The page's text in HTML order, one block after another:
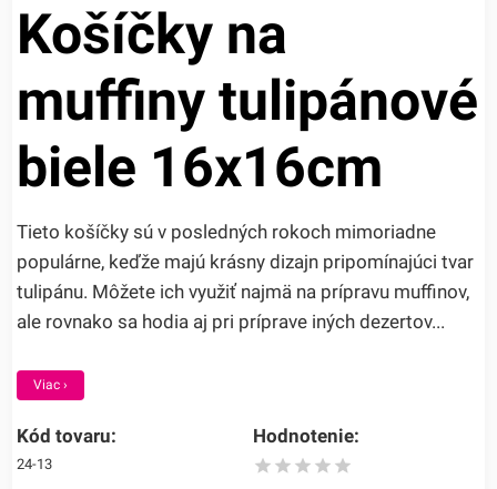
Košíčky na
muffiny tulipánové
biele 16x16cm
Tieto košíčky sú v posledných rokoch mimoriadne
populárne, keďže majú krásny dizajn pripomínajúci tvar
tulipánu. Môžete ich využiť najmä na prípravu muffinov,
ale rovnako sa hodia aj pri príprave iných dezertov...
Viac ›
Kód tovaru:
24-13
Hodnotenie: